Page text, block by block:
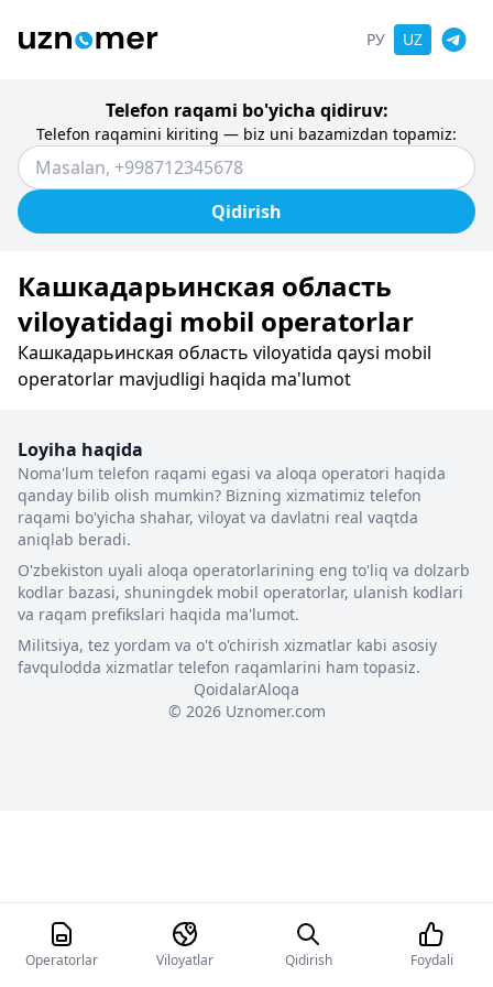
РУ UZ
Telefon raqami bo'yicha qidiruv:
Telefon raqamini kiriting — biz uni bazamizdan topamiz:
Qidirish
Operatorlar Viloyatlar Qidirish Foydali
Кашкадарьинская область
viloyatidagi mobil operatorlar
Кашкадарьинская область viloyatida qaysi mobil
operatorlar mavjudligi haqida ma'lumot
Loyiha haqida
Noma'lum telefon raqami egasi va aloqa operatori haqida
qanday bilib olish mumkin? Bizning xizmatimiz telefon
raqami bo'yicha shahar, viloyat va davlatni real vaqtda
aniqlab beradi.
O'zbekiston uyali aloqa operatorlarining eng to'liq va dolzarb
kodlar bazasi, shuningdek mobil operatorlar, ulanish kodlari
va raqam prefikslari haqida ma'lumot.
Militsiya, tez yordam va o't o'chirish xizmatlar kabi asosiy
favqulodda xizmatlar telefon raqamlarini ham topasiz.
QoidalarAloqa
© 2026 Uznomer.com